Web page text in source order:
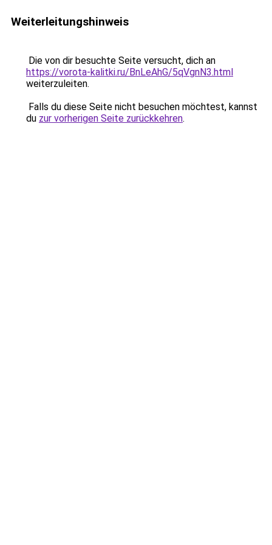
Weiterleitungshinweis
Die von dir besuchte Seite versucht, dich an
https://vorota-kalitki.ru/BnLeAhG/5qVgnN3.html
weiterzuleiten.
Falls du diese Seite nicht besuchen möchtest, kannst
du zur vorherigen Seite zurückkehren.